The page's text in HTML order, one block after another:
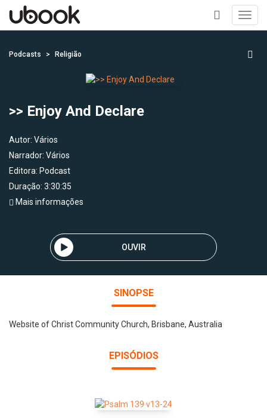
+
Podcasts Religião
>> Enjoy And Declare
Autor: Vários
Narrador: Vários
Editora: Podcast
Duração: 3:30:35
Mais informações
OUVIR
SINOPSE
Website of Christ Community Church, Brisbane, Australia
EPISÓDIOS